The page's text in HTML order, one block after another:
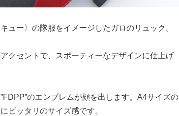
ュー〉の隊服をイメージしたガロのリュック。
クセントで、スポーティーなデザインに仕上げ
のエンブレムが顔を出します。A4サイズの
ピッタリのサイズ感です。